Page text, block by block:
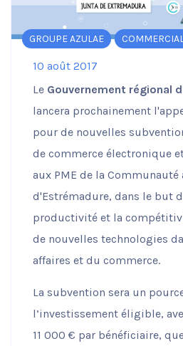
GROUPE AZULAE
10 août 2017
Le Gouvernement régional
lancera prochainement
pour de nouvelles
de commerce électronique
aux PME de la
d'Estrémadure, dans le but
productivité et la
de nouvelles technologies
affaires et du commerce.
La subvention sera un
l’investissement éligible,
11 000 € par bénéficiaire,
fonction de la
façon dont le
site Web est
utilisé.
Expérience
Afin que notre
fonctionne
aussi bien que
de votre visite.
Si vous refusez
ces cookies,
certaines
disparaîtront
du site Web.
En partageant votre
intérêt et votre